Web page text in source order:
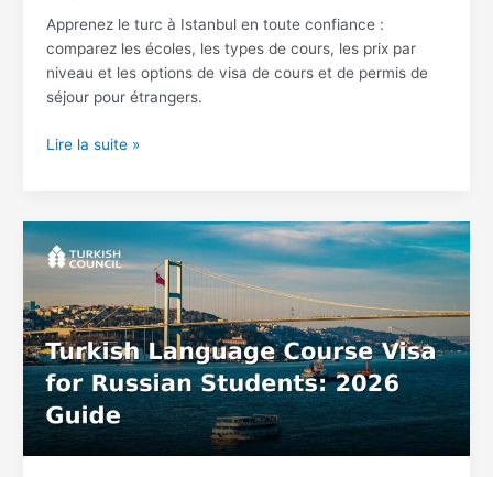
Apprenez le turc à Istanbul en toute confiance :
comparez les écoles, les types de cours, les prix par
niveau et les options de visa de cours et de permis de
séjour pour étrangers.
Lire la suite »
Visa
pour
de
Langue
Turque
pour
les
Étudiants